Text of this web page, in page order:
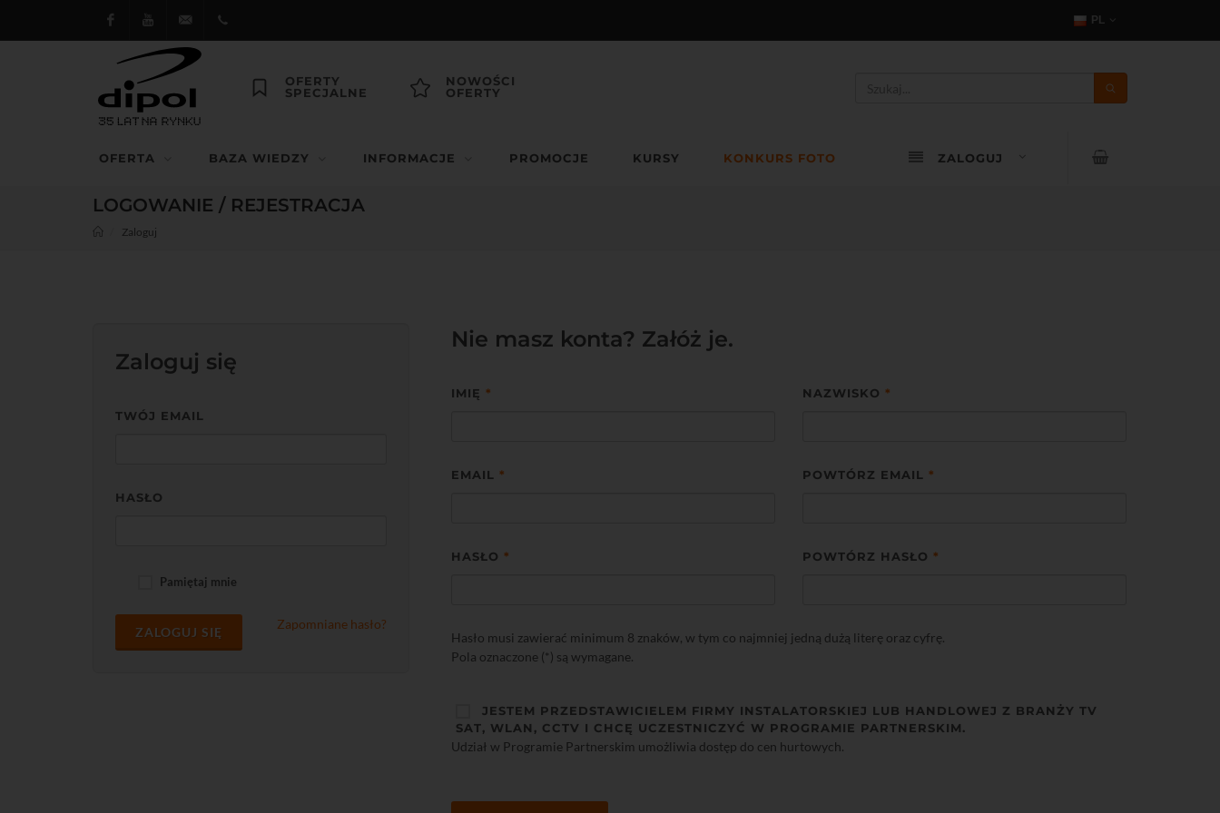
FacebookYoutube dipol@dipol.com.pl
PL
OFERTY
SPECJALNE
NOWOŚCI
OFERTY
OFERTA BAZA WIEDZY INFORMACJE PROMOCJE KURSY KONKURS FOTO ZALOGUJ
LOGOWANIE / REJESTRACJA
Zaloguj
Zaloguj się
TWÓJ EMAIL
HASŁO
Pamiętaj mnie
ZALOGUJ SIĘ
Zapomniane hasło?
Nie masz konta? Załóż je.
IMIĘ * NAZWISKO *
EMAIL * POWTÓRZ EMAIL *
HASŁO * POWTÓRZ HASŁO *
Hasło musi zawierać minimum 8 znaków, w tym co najmniej jedną dużą literę oraz cyfrę.
Pola oznaczone (*) są wymagane.
JESTEM PRZEDSTAWICIELEM FIRMY INSTALATORSKIEJ LUB HANDLOWEJ Z BRANŻY TV
SAT, WLAN, CCTV I CHCĘ UCZESTNICZYĆ W PROGRAMIE PARTNERSKIM.
Udział w Programie Partnerskim umożliwia dostęp do cen hurtowych.